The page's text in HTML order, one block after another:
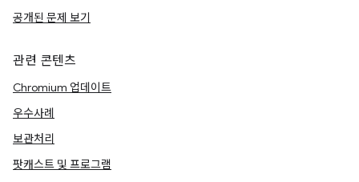
공개된 문제 보기
관련 콘텐츠
Chromium 업데이트
우수사례
보관처리
팟캐스트 및 프로그램